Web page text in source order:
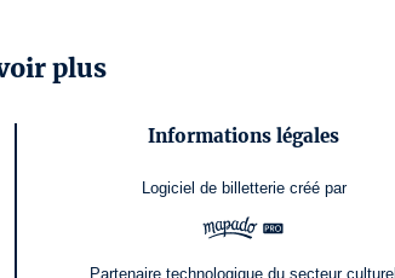
plus
Informations légales
Logiciel de billetterie créé par
Partenaire technologique du secteur culturel